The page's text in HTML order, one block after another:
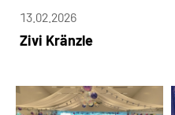
13.02.2026
Zivi Kränzle